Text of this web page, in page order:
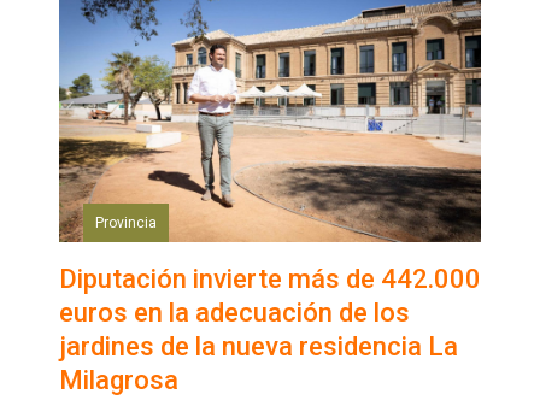
Provincia
Diputación invierte más de 442.000
euros en la adecuación de los
jardines de la nueva residencia La
Milagrosa